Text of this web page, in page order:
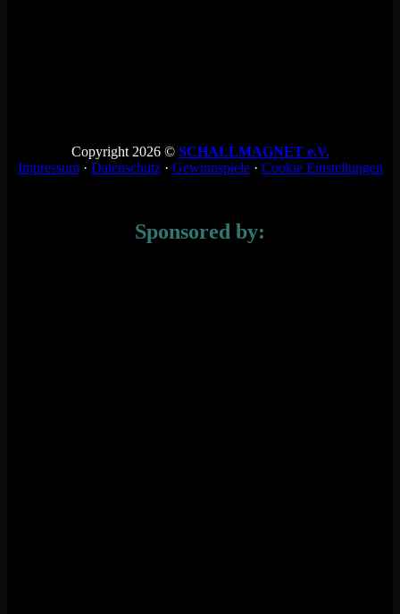
Copyright 2026 © SCHALLMAGNET e.V.
Impressum· Datenschutz· Gewinnspiele· Cookie Einstellungen
Sponsored by: